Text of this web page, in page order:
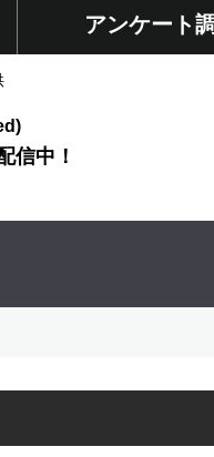
アンケート
信中！